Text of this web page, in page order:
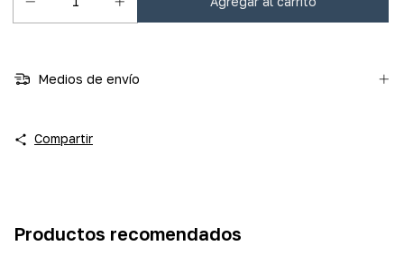
Medios de envío
Compartir
Productos recomendados